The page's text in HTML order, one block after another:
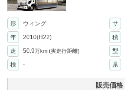
形 ウィング サ
年
2010(H22) 積
走 50.9万km (実走行距離) 型
検
- 県
販売価格